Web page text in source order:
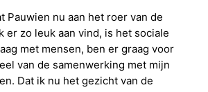
Pauwien nu aan het roer van de
er zo leuk aan vind, is het sociale
met mensen, ben er graag voor
van de samenwerking met mijn
Dat ik nu het gezicht van de